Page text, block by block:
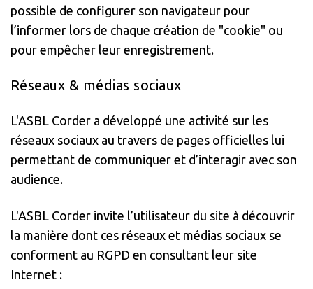
possible de configurer son navigateur pour
l’informer lors de chaque création de "cookie" ou
pour empêcher leur enregistrement.
Réseaux & médias sociaux
L'ASBL Corder a développé une activité sur les
réseaux sociaux au travers de pages officielles lui
permettant de communiquer et d’interagir avec son
audience.
L'ASBL Corder invite l’utilisateur du site à découvrir
la manière dont ces réseaux et médias sociaux se
conforment au RGPD en consultant leur site
Internet :